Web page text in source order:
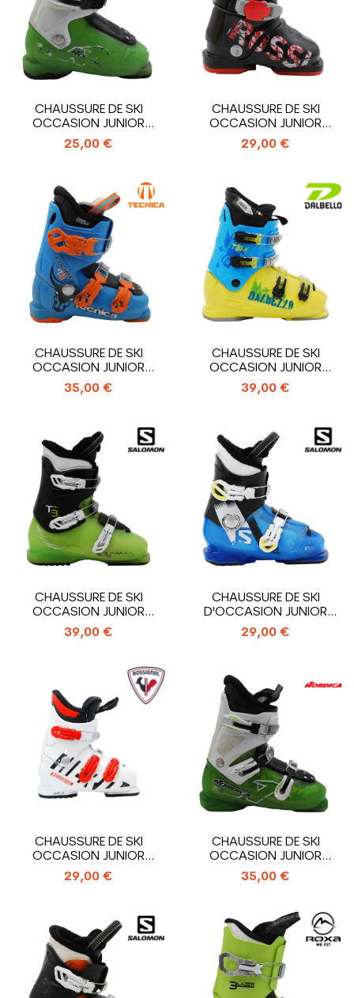
CHAUSSURE DE SKI
OCCASION JUNIOR
NORDICA TEAM T1_1...
25,00 €
CHAUSSURE DE SKI
OCCASION JUNIOR
ROSSIGNOL COMP...
29,00 €
CHAUSSURE DE SKI
OCCASION JUNIOR
TECNICA COCHISE...
35,00 €
CHAUSSURE DE SKI
OCCASION JUNIOR
DALBELLO TEAM_4...
39,00 €
CHAUSSURE DE SKI
OCCASION JUNIOR
SALOMON T3_3
CROCHETS
39,00 €
CHAUSSURE DE SKI
D'OCCASION JUNIOR
SALOMON T2_2...
29,00 €
CHAUSSURE DE SKI
OCCASION JUNIOR
ROSSIGNOL HERO J3_3...
29,00 €
CHAUSSURE DE SKI
OCCASION JUNIOR
NORDICA TEAM T3_3...
35,00 €